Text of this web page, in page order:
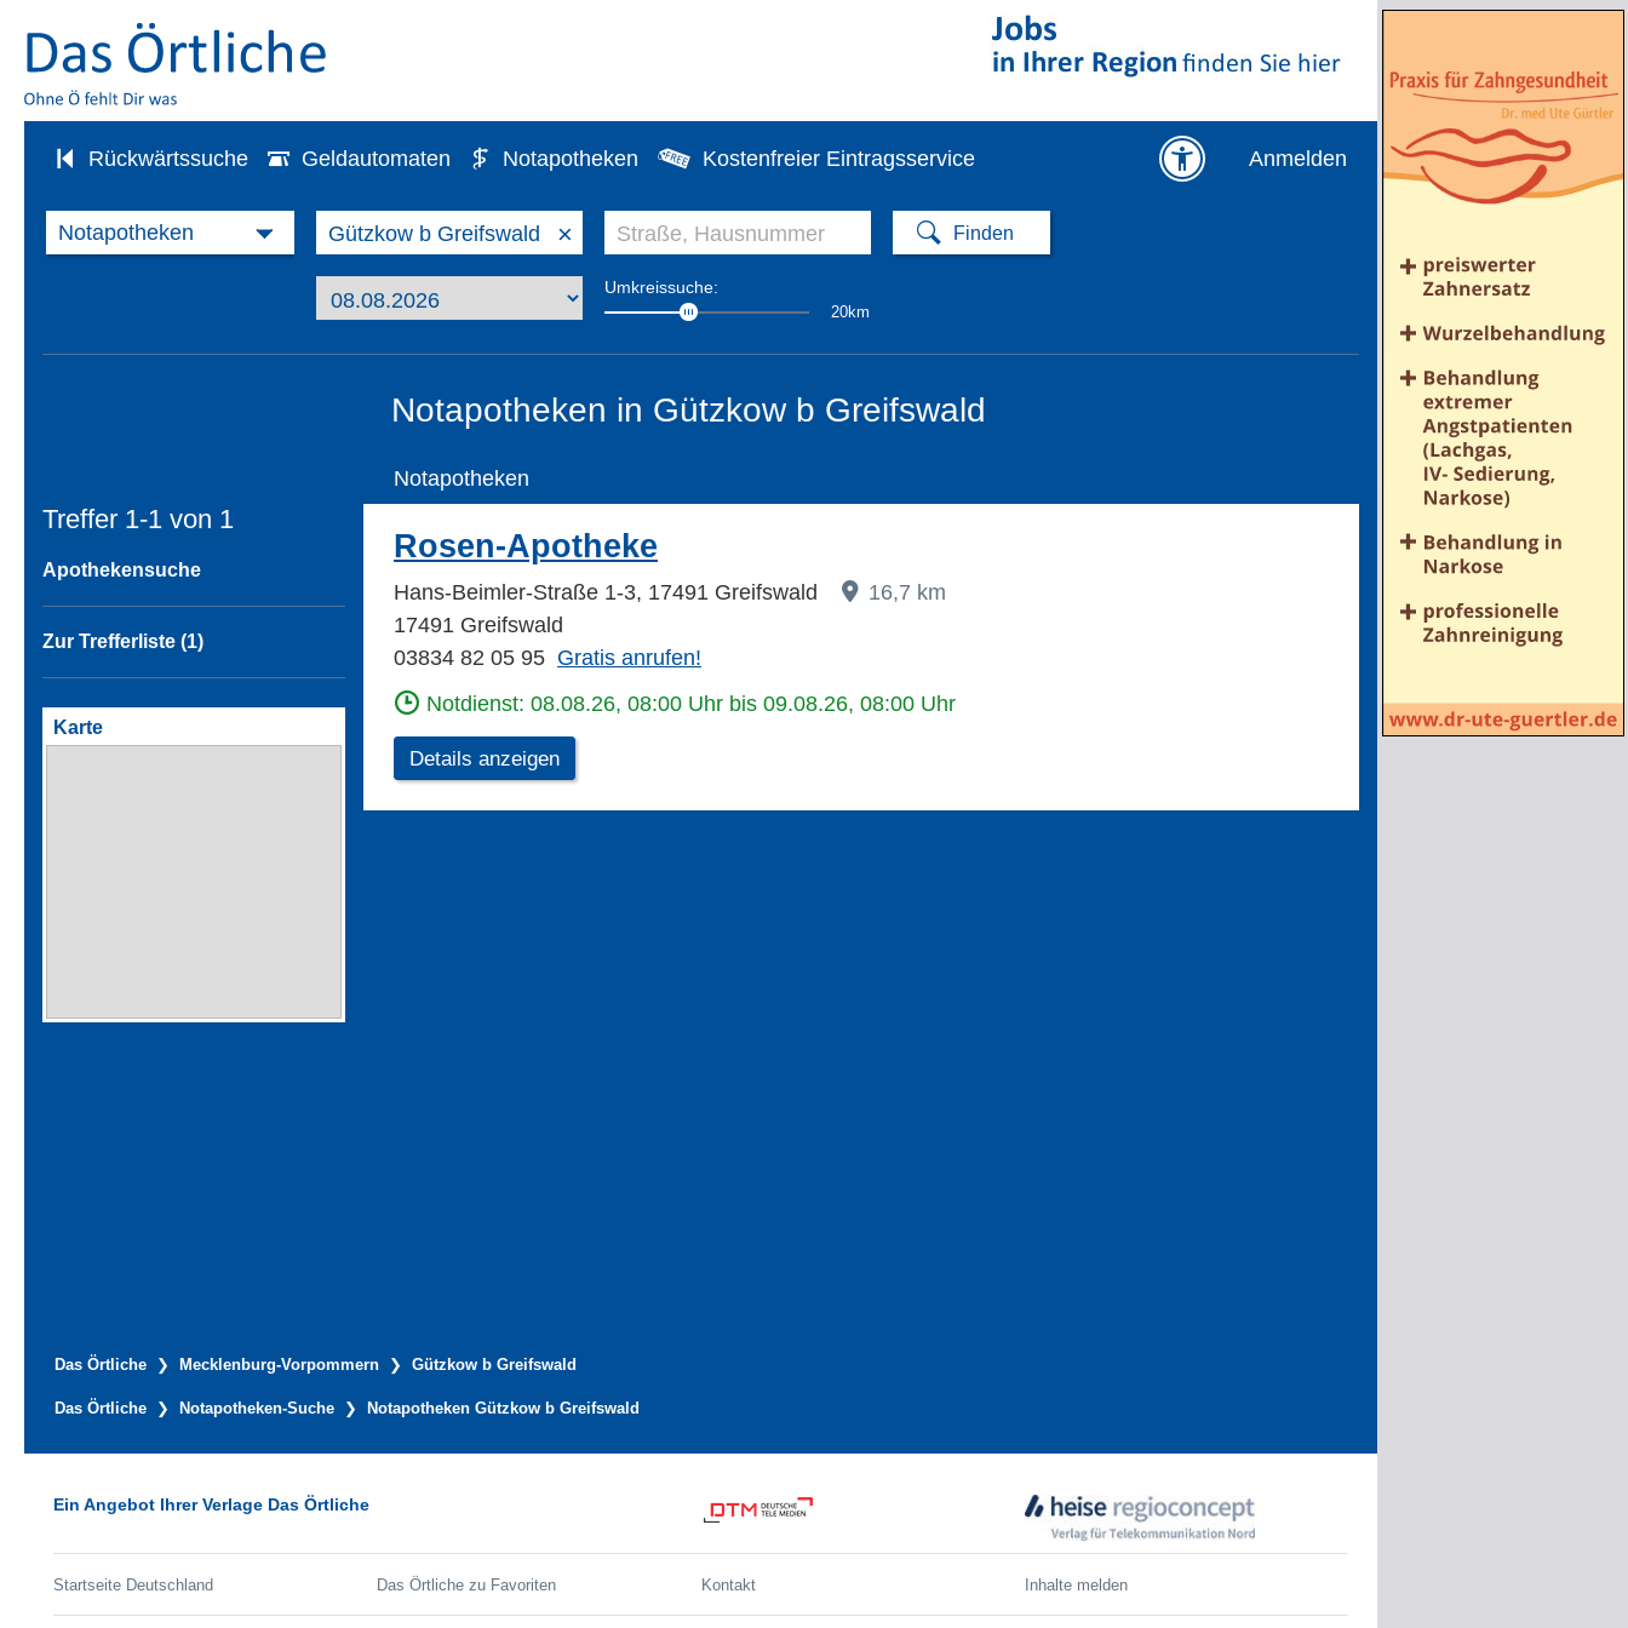
Rückwärtssuche Geldautomaten Notapotheken Kostenfreier Eintragsservice Anmelden
×
Umkreissuche:
20km
Notapotheken in Gützkow b Greifswald
Treffer 1-1 von 1
Apothekensuche
Zur Trefferliste (1)
Notapotheken
Rosen-Apotheke
Hans-Beimler-Straße 1-3, 17491 Greifswald
16,7 km
17491 Greifswald
03834 82 05 95 Gratis anrufen!
Notdienst: 08.08.26, 08:00 Uhr bis 09.08.26, 08:00 Uhr
Details anzeigen
Karte
Das Örtliche Mecklenburg-Vorpommern Gützkow b Greifswald
Das Örtliche Notapotheken-Suche Notapotheken Gützkow b Greifswald
Ein Angebot Ihrer Verlage Das Örtliche
Startseite Deutschland Das Örtliche zu Favoriten Kontakt Inhalte melden